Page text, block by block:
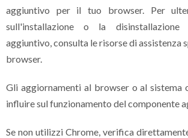
aggiuntivo per il tuo browser. Per
sull'installazione o la disinstallazione
aggiuntivo, consulta le risorse di assistenza
browser.
Gli aggiornamenti al browser o al sistema
influire sul funzionamento del componente
Se non utilizzi Chrome, verifica